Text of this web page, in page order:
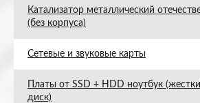
Катализатор металлический
(без корпуса)
Сетевые и звуковые карты
Платы от SSD + HDD ноутбук
диск)